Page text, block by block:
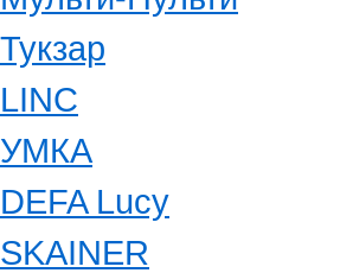
Тукзар
LINC
УМКА
DEFA Lucy
SKAINER